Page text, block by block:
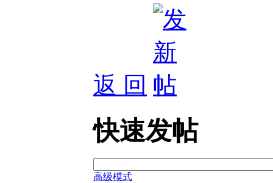
返 回
快速发帖
高级模式